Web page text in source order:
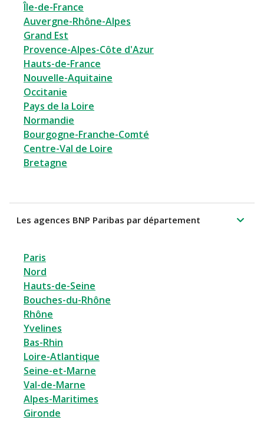
Île-de-France
Auvergne-Rhône-Alpes
Grand Est
Provence-Alpes-Côte d'Azur
Hauts-de-France
Nouvelle-Aquitaine
Occitanie
Pays de la Loire
Normandie
Bourgogne-Franche-Comté
Centre-Val de Loire
Bretagne
Les agences BNP Paribas par département
Paris
Nord
Hauts-de-Seine
Bouches-du-Rhône
Rhône
Yvelines
Bas-Rhin
Loire-Atlantique
Seine-et-Marne
Val-de-Marne
Alpes-Maritimes
Gironde